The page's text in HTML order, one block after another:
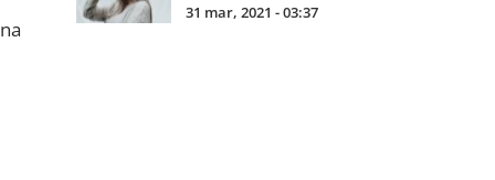
31 mar, 2021 - 03:37